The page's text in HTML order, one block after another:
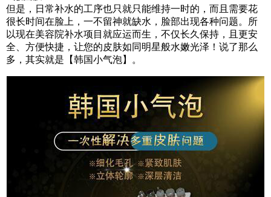
但是，日常补水的工序也只就只能维持一时的，而且需要花
很长时间在脸上，一不留神就缺水，脸部出现各种问题。所
以现在美容院补水项目就应运而生，不仅长久保持，且更安
全、方便快捷，让您的皮肤如同明星般水嫩光泽！说了那么
多，其实就是【韩国小气泡】。